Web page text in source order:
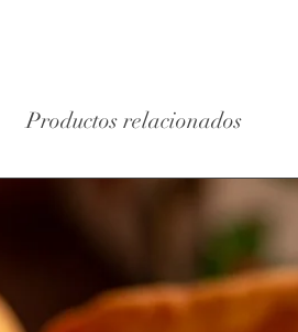
Productos relacionados